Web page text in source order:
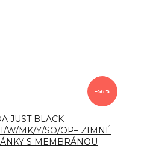
–56 %
JUST BLACK
W/MK/Y/SO/OP– ZIMNÉ
S MEMBRÁNOU